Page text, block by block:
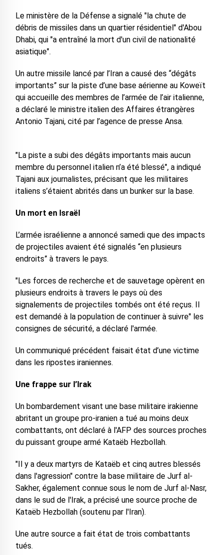
Le ministère de la Défense a signalé "la chute de
débris de missiles dans un quartier résidentiel" d'Abou
Dhabi, qui "a entraîné la mort d'un civil de nationalité
asiatique".
Un autre missile lancé par l’Iran a causé des “dégâts
importants” sur la piste d’une base aérienne au Koweït
qui accueille des membres de l’armée de l’air italienne,
a déclaré le ministre italien des Affaires étrangères
Antonio Tajani, cité par l’agence de presse Ansa.
"La piste a subi des dégâts importants mais aucun
membre du personnel italien n’a été blessé", a indiqué
Tajani aux journalistes, précisant que les militaires
italiens s’étaient abrités dans un bunker sur la base.
Un mort en Israël
L’armée israélienne a annoncé samedi que des impacts
de projectiles avaient été signalés “en plusieurs
endroits” à travers le pays.
"Les forces de recherche et de sauvetage opèrent en
plusieurs endroits à travers le pays où des
signalements de projectiles tombés ont été reçus. Il
est demandé à la population de continuer à suivre" les
consignes de sécurité, a déclaré l'armée.
Un communiqué précédent faisait état d’une victime
dans les ripostes iraniennes.
Une frappe sur l’Irak
Un bombardement visant une base militaire irakienne
abritant un groupe pro-iranien a tué au moins deux
combattants, ont déclaré à l'AFP des sources proches
du puissant groupe armé Kataëb Hezbollah.
"Il y a deux martyrs de Kataëb et cinq autres blessés
dans l'agression" contre la base militaire de Jurf al-
Sakher, également connue sous le nom de Jurf al-Nasr,
dans le sud de l'Irak, a précisé une source proche de
Kataëb Hezbollah (soutenu par l'Iran).
Une autre source a fait état de trois combattants
tués.